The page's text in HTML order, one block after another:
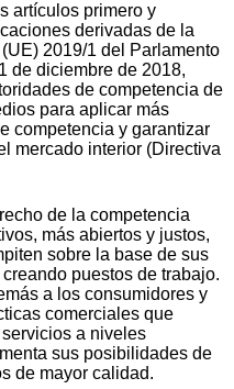
artículos primero y
derivadas de la
2019/1 del Parlamento
de diciembre de 2018,
de competencia de
para aplicar más
competencia y garantizar
mercado interior (Directiva
de la competencia
más abiertos y justos,
sobre la base de sus
puestos de trabajo.
a los consumidores y
comerciales que
a niveles
sus posibilidades de
de mayor calidad.